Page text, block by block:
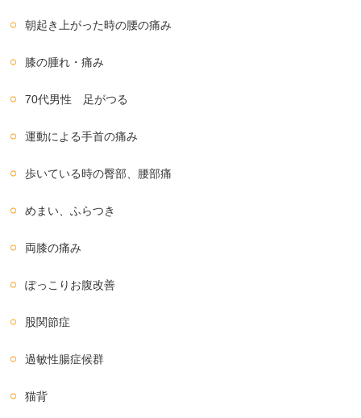
朝起き上がった時の腰の痛み
膝の腫れ・痛み
70代男性 足がつる
運動による手首の痛み
歩いている時の臀部、腰部痛
めまい、ふらつき
両膝の痛み
ぽっこりお腹改善
股関節症
過敏性腸症候群
猫背